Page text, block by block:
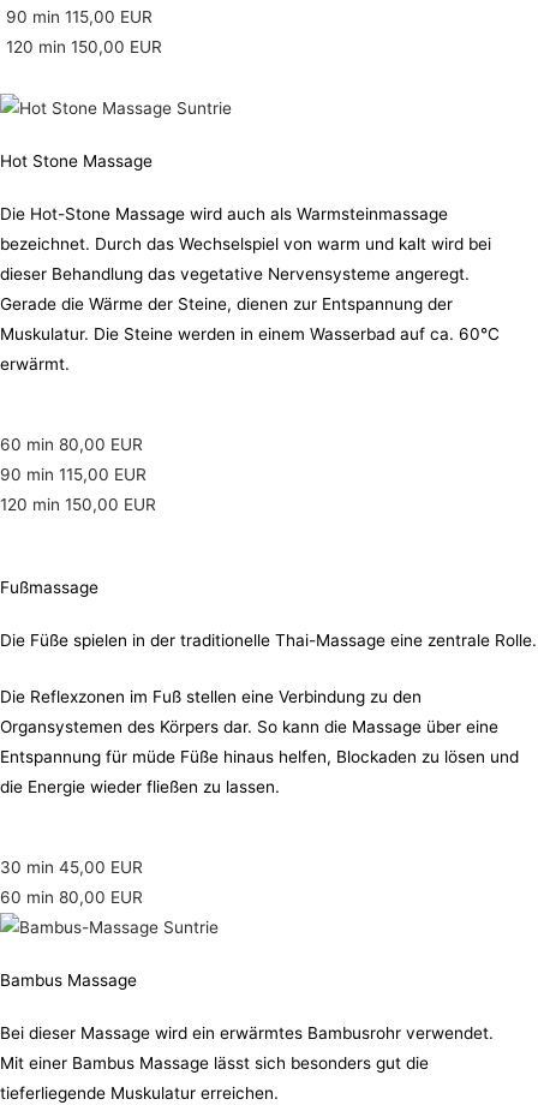
90 min 115,00 EUR
120 min 150,00 EUR
Hot Stone Massage
Die Hot-Stone Massage wird auch als Warmsteinmassage
bezeichnet. Durch das Wechselspiel von warm und kalt wird bei
dieser Behandlung das vegetative Nervensysteme angeregt.
Gerade die Wärme der Steine, dienen zur Entspannung der
Muskulatur. Die Steine werden in einem Wasserbad auf ca. 60°C
erwärmt.
60 min 80,00 EUR
90 min 115,00 EUR
120 min 150,00 EUR
Fußmassage
Die Füße spielen in der traditionelle Thai-Massage eine zentrale Rolle.
Die Reflexzonen im Fuß stellen eine Verbindung zu den
Organsystemen des Körpers dar. So kann die Massage über eine
Entspannung für müde Füße hinaus helfen, Blockaden zu lösen und
die Energie wieder fließen zu lassen.
30 min 45,00 EUR
60 min 80,00 EUR
Bambus Massage
Bei dieser Massage wird ein erwärmtes Bambusrohr verwendet.
Mit einer Bambus Massage lässt sich besonders gut die
tieferliegende Muskulatur erreichen.